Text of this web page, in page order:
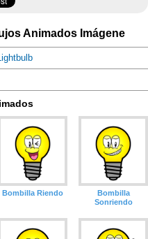
Animados Imágene
Bombilla Riendo
Bombilla
Sonriendo